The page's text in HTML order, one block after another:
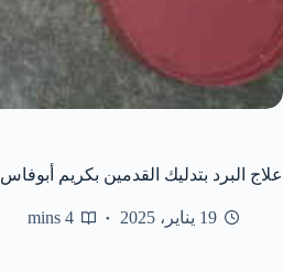
علاج البرد بتدليك القدمين بكريم أبوفاس
19 يناير، 2025 4 mins